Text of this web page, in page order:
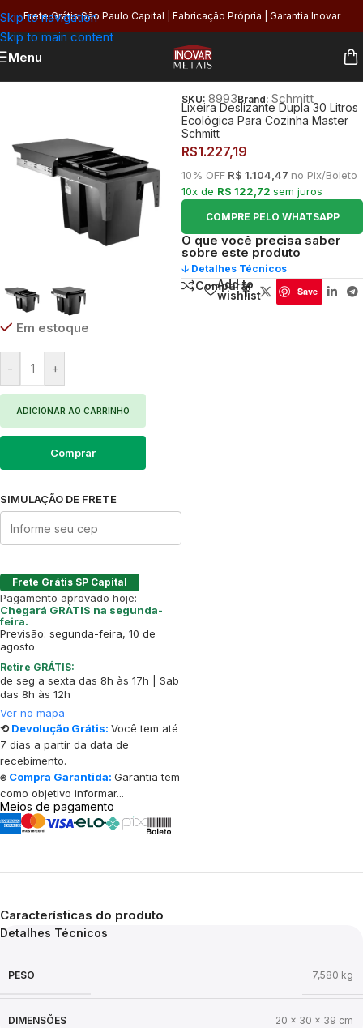
Skip to navigation
Skip to main content
Frete Grátis São Paulo Capital | Fabricação Própria | Garantia Inovar
Menu
Em estoque
- +
ADICIONAR AO CARRINHO
Comprar
SIMULAÇÃO DE FRETE
Frete Grátis SP Capital
Pagamento aprovado hoje:
Chegará GRÁTIS na segunda-
feira.
Previsão: segunda-feira, 10 de
agosto
Retire GRÁTIS:
de seg a sexta das 8h às 17h | Sab
das 8h às 12h
Ver no mapa
⟲ Devolução Grátis: Você tem até
7 dias a partir da data de
recebimento.
⍟ Compra Garantida: Garantia tem
como objetivo informar...
Meios de pagamento
SKU: 8993Brand: Schmitt
Lixeira Deslizante Dupla 30 Litros
Ecológica Para Cozinha Master
Schmitt
R$1.227,19
10% OFF R$ 1.104,47 no Pix/Boleto
10x de R$ 122,72 sem juros
COMPRE PELO WHATSAPP
O que você precisa saber
sobre este produto
🡣 Detalhes Técnicos
Comparar
Add to
wishlist
Save
Características do produto
Detalhes Técnicos
PESO 7,580 kg
DIMENSÕES 20 × 30 × 39 cm